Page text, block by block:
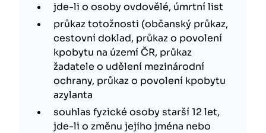
jde-li o osoby ovdovělé, úmrtní list
průkaz totožnosti (občanský průkaz,
cestovní doklad, průkaz o povolení
kpobytu na území ČR, průkaz
žadatele o udělení mezinárodní
ochrany, průkaz o povolení kpobytu
azylanta
souhlas fyzické osoby starší 12 let,
jde-li o změnu jejího jména nebo